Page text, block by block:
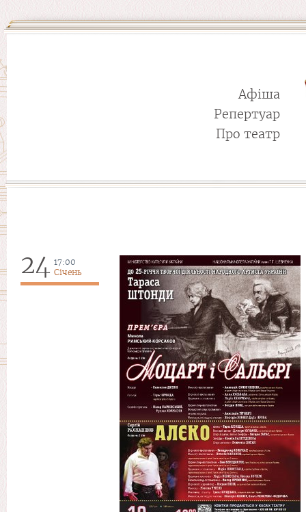
Афіша
Репертуар
Про театр
24 17:00
Січень